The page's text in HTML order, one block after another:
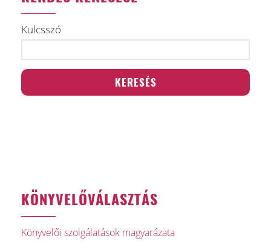
Kulcsszó
KÖNYVELŐVÁLASZTÁS
Könyvelői szolgálatások magyarázata